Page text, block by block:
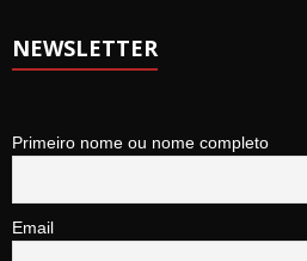
NEWSLETTER
Primeiro nome ou nome completo
Email